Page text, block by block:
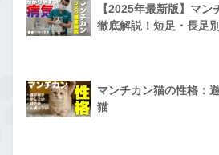
【2025年最新版】マ
徹底解説！短足・長足
マンチカン猫の性格：
猫